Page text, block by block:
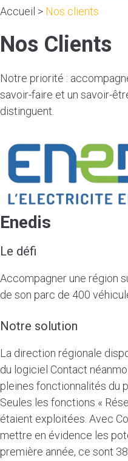
Accueil > Nos clients
Nos Clients
Notre priorité :
savoir-faire et un savoir-
distinguent.
Enedis
Le défi
Accompagner une région
de son parc de 400
Notre solution
La direction régionale
du logiciel Contact
pleines fonctionnalités du
Seules les fonctions «
étaient exploitées. Avec
mettre en évidence les
première année, ce sont